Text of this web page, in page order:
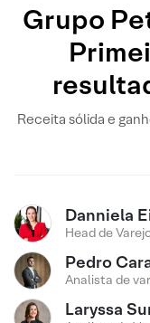
Grupo
Receita sólida e
Danniela
Head de
Pedro
Analista de
Laryssa